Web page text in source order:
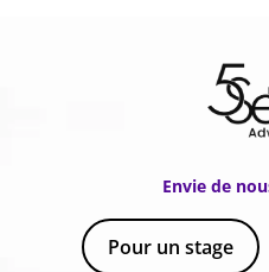
Envie de
Pour un stage